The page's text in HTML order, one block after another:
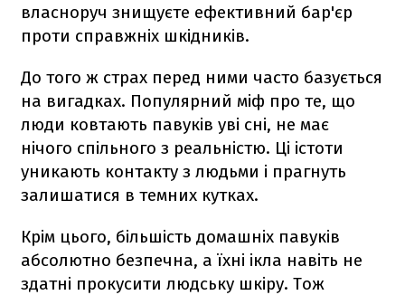
власноруч знищуєте ефективний бар'єр
проти справжніх шкідників.
До того ж страх перед ними часто базується
на вигадках. Популярний міф про те, що
люди ковтають павуків уві сні, не має
нічого спільного з реальністю. Ці істоти
уникають контакту з людьми і прагнуть
залишатися в темних кутках.
Крім цього, більшість домашніх павуків
абсолютно безпечна, а їхні ікла навіть не
здатні прокусити людську шкіру. Тож